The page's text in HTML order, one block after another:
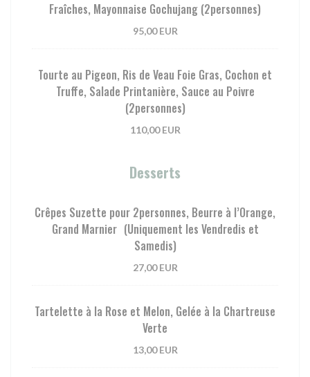
Fraîches, Mayonnaise Gochujang (2personnes)
95,00 EUR
Tourte au Pigeon, Ris de Veau Foie Gras, Cochon et
Truffe, Salade Printanière, Sauce au Poivre
(2personnes)
110,00 EUR
Desserts
Crêpes Suzette pour 2personnes, Beurre à l’Orange,
Grand Marnier (Uniquement les Vendredis et
Samedis)
27,00 EUR
Tartelette à la Rose et Melon, Gelée à la Chartreuse
Verte
13,00 EUR